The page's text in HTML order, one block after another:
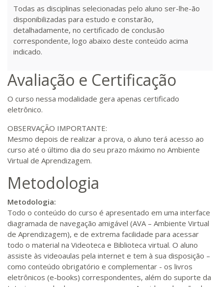
280 H 35dias 120dias
R$ 1.387,93
Matricular
320 H 40dias 120dias
Matricular
340 H 43dias 120dias
Matricular
360 H 45 dias
380 H 48dias 150dias
Matricular
400 H 50 150 dias
R$ 1.982,74
Matricular
R$ 2.082,12
Todas as disciplinas selecionadas pelo aluno ser-lhe-ão
disponibilizadas para estudo e constarão,
detalhadamente, no certificado de conclusão
correspondente, logo abaixo deste conteúdo acima
indicado.
Avaliação e Certificação
O curso nessa modalidade gera apenas certificado
eletrônico.
OBSERVAÇÃO IMPORTANTE:
Mesmo depois de realizar a prova, o aluno terá acesso ao
curso até o último dia do seu prazo máximo no Ambiente
Virtual de Aprendizagem.
Metodologia
Metodologia:
Todo o conteúdo do curso é apresentado em uma interface
diagramada de navegação amigável (AVA – Ambiente Virtual
de Aprendizagem), e de extrema facilidade para acessar
todo o material na Videoteca e Biblioteca virtual. O aluno
assiste às videoaulas pela internet e tem à sua disposição –
como conteúdo obrigatório e complementar - os livros
eletrônicos (e-books) correspondentes, além do suporte da